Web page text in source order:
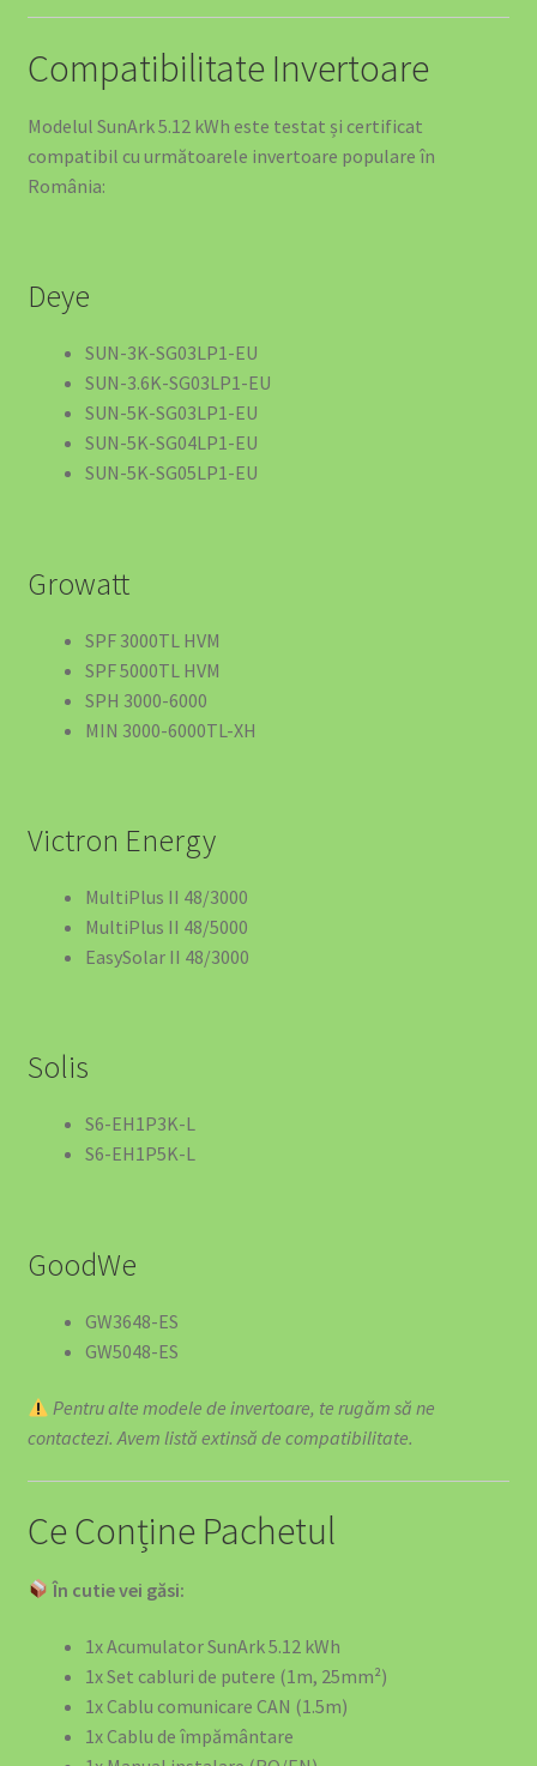
SOLUȚII EV PENTRU HOTELURI ȘI PENSIUNI
SOLUȚII EV PENTRU MAGAZINE ȘI CENTRE
SOLUȚII EV PENTRU FABRICI ȘI DEPOZITE
OFERTA SPECIALĂ: Stația de Încărcare 40kW
SOLUȚII EV PENTRU FLOTE DE VEHICULE ELECTRICE
SOLUȚII EV PENTRU DEALERI AUTO ȘI SHOWROOM-
Compatibilitate Invertoare
Modelul SunArk 5.12 kWh este testat și certificat
compatibil cu următoarele invertoare populare în
România:
Deye
SUN-3K-SG03LP1-EU
SUN-3.6K-SG03LP1-EU
SUN-5K-SG03LP1-EU
SUN-5K-SG04LP1-EU
SUN-5K-SG05LP1-EU
Growatt
SPF 3000TL HVM
SPF 5000TL HVM
SPH 3000-6000
MIN 3000-6000TL-XH
Victron Energy
MultiPlus II 48/3000
MultiPlus II 48/5000
EasySolar II 48/3000
Solis
S6-EH1P3K-L
S6-EH1P5K-L
GoodWe
GW3648-ES
GW5048-ES
Pentru alte modele de invertoare, te rugăm să ne
contactezi. Avem listă extinsă de compatibilitate.
Ce Conține Pachetul
În cutie vei găsi:
1x Acumulator SunArk 5.12 kWh
1x Set cabluri de putere (1m, 25mm²)
1x Cablu comunicare CAN (1.5m)
1x Cablu de împământare